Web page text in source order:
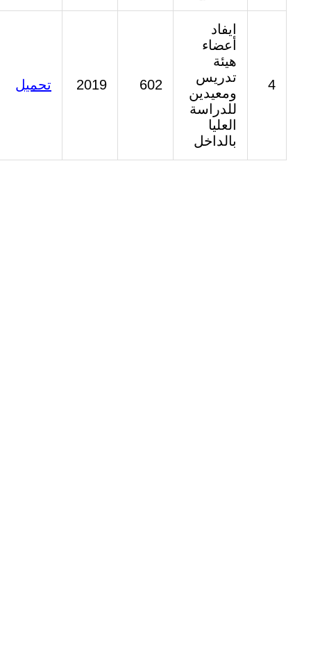
4
ايفاد
أعضاء
هيئة
تدريس
ومعيدين
للدراسة
العليا
بالداخل
602
2019 تحميل